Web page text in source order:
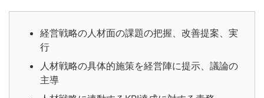
経営戦略の人材面の課題の把握、改善提案、実
行
人材戦略の具体的施策を経営陣に提示、議論の
主導